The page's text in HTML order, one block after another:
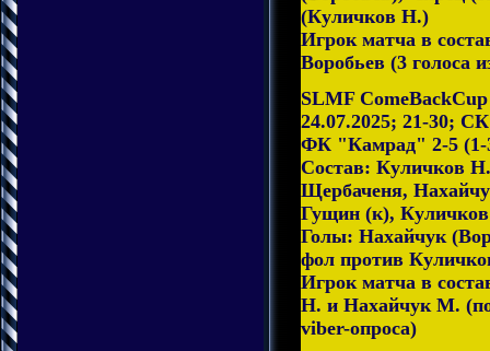
(Куличков Н.)
Игрок матча в
Воробьев (3 голоса
SLMF
24.07.2025; 21-30;
ФК "Камрад" 2-5 (1-
Состав: Куличков
Щербаченя,
Гущин (к),
Голы: Нахайчук
фол против
Игрок матча в
Н. и Нахайчук М.
viber-опроса)